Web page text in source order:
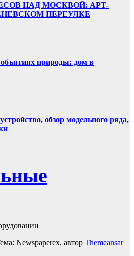
НАД МОСКВОЙ: АРТ-
ПЕРЕУЛКЕ
природы: дом в
обзор модельного ряда,
Newspaperex, автор Themeansar